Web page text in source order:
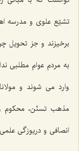
تشيّع علوى و مدرسه
برخيزند و جز تحويل
به مردم عوام مطلبى
وارد مى ‌شوند و
مذهب تسنّن، محكوم
‌انصافى و دريوزگى